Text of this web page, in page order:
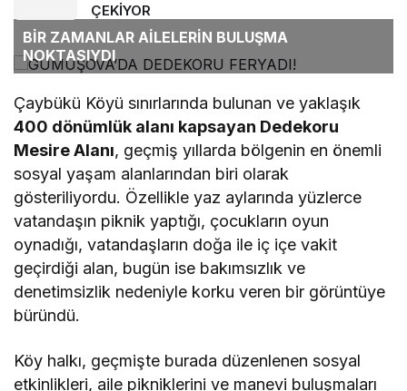
ÇEKİYOR
BİR ZAMANLAR AİLELERİN BULUŞMA
NOKTASIYDI
Çaybükü Köyü sınırlarında bulunan ve yaklaşık
400 dönümlük alanı kapsayan Dedekoru
Mesire Alanı, geçmiş yıllarda bölgenin en önemli
sosyal yaşam alanlarından biri olarak
gösteriliyordu. Özellikle yaz aylarında yüzlerce
vatandaşın piknik yaptığı, çocukların oyun
oynadığı, vatandaşların doğa ile iç içe vakit
geçirdiği alan, bugün ise bakımsızlık ve
denetimsizlik nedeniyle korku veren bir görüntüye
büründü.
Köy halkı, geçmişte burada düzenlenen sosyal
etkinlikleri, aile pikniklerini ve manevi buluşmaları